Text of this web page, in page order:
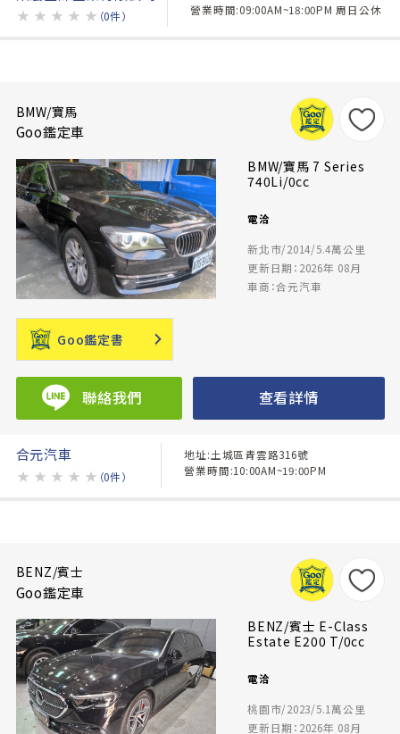
★ ★ ★ ★ ★ （0件）
營業時間:09:00AM~18:00PM 周日公休
BMW/寶馬
Goo鑑定車
BMW/寶馬 7 Series
740Li/0cc
電洽
新北市/2014/5.4萬公里
更新日期：2026年 08月
車商：合元汽車
Goo鑑定書
聯絡我們 查看詳情
合元汽車
★ ★ ★ ★ ★ （0件）
地址:土城區青雲路316號
營業時間:10:00AM~19:00PM
BENZ/賓士
Goo鑑定車
BENZ/賓士 E-Class
Estate E200 T/0cc
電洽
桃園市/2023/5.1萬公里
更新日期：2026年 08月